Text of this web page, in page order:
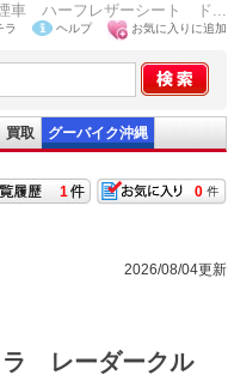
車 ハーフレザーシート ド...
ラ ヘルプ お気に入りに追加
買取 グーバイク沖縄
0
1
2026/08/04更新
レーダークル